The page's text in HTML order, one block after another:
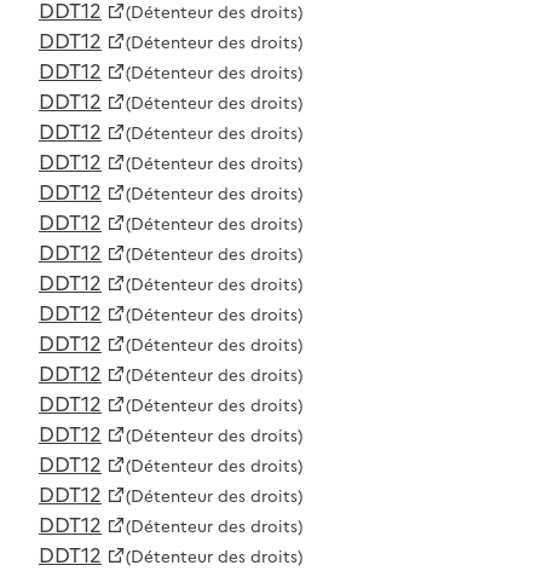
DDT12 (Détenteur des droits)
DDT12 (Détenteur des droits)
DDT12 (Détenteur des droits)
DDT12 (Détenteur des droits)
DDT12 (Détenteur des droits)
DDT12 (Détenteur des droits)
DDT12 (Détenteur des droits)
DDT12 (Détenteur des droits)
DDT12 (Détenteur des droits)
DDT12 (Détenteur des droits)
DDT12 (Détenteur des droits)
DDT12 (Détenteur des droits)
DDT12 (Détenteur des droits)
DDT12 (Détenteur des droits)
DDT12 (Détenteur des droits)
DDT12 (Détenteur des droits)
DDT12 (Détenteur des droits)
DDT12 (Détenteur des droits)
DDT12 (Détenteur des droits)